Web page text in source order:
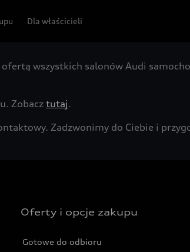
Dla właścicieli
ofertą wszystkich salonów Audi
Zobacz tutaj.
Zadzwonimy do Ciebie i
Oferty i opcje zakupu
Gotowe do odbioru